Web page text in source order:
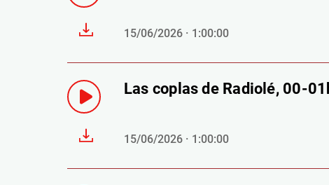
15/06/2026 · 1:00:00
Las coplas de Radiolé, 00-
15/06/2026 · 1:00:00